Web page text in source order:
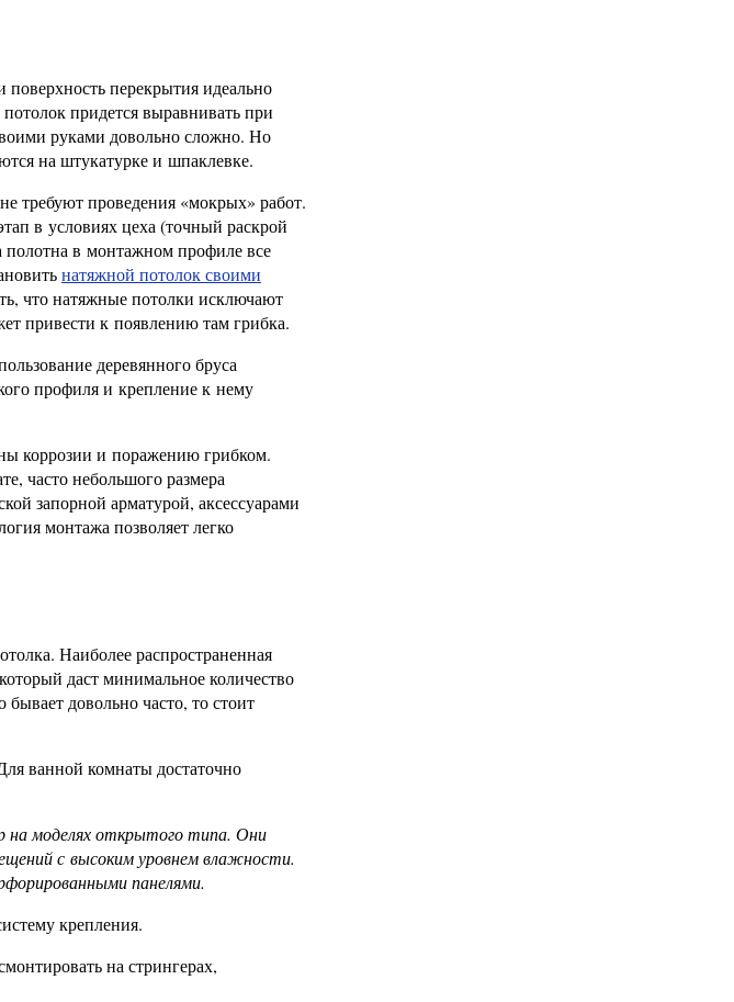
перекрытия идеально
придется выравнивать при
руками довольно сложно. Но
на штукатурке и шпаклевке.
проведения «мокрых» работ.
в условиях цеха (точный раскрой
полотна в монтажном профиле все
натяжной потолок своими
что натяжные потолки исключают
привести к появлению там грибка.
деревянного бруса
профиля и крепление к нему
коррозии и поражению грибком.
часто небольшого размера
запорной арматурой, аксессуарами
монтажа позволяет легко
Наиболее распространенная
даст минимальное количество
довольно часто, то стоит
ванной комнаты достаточно
на моделях открытого типа. Они
с высоким уровнем влажности.
панелями.
крепления.
на стрингерах,